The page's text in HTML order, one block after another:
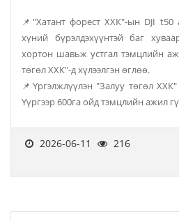
📌"Хатант форест ХХК"-ын DJI
хүний бүрэлдэхүүнтэй баг
хортон шавьж устгал тэмцлийн
төгөл ХХК"-д хүлээлгэн өглөө.
📌Үргэлжлүүлэн "Залуу төгөл
Үүргээр 600га ойд тэмцлийн ажил
2026-06-11
216